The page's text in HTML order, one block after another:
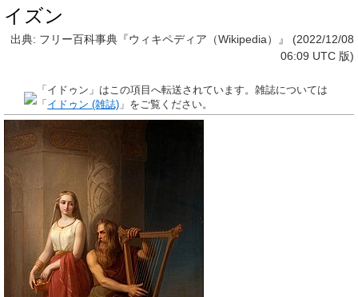
イズン
出典: フリー百科事典『ウィキペディア（Wikipedia）』 (2022/12/08
06:09 UTC 版)
「 イドゥン 」はこの項目へ転送されています。雑誌については
「 イドゥン (雑誌) 」をご覧ください。